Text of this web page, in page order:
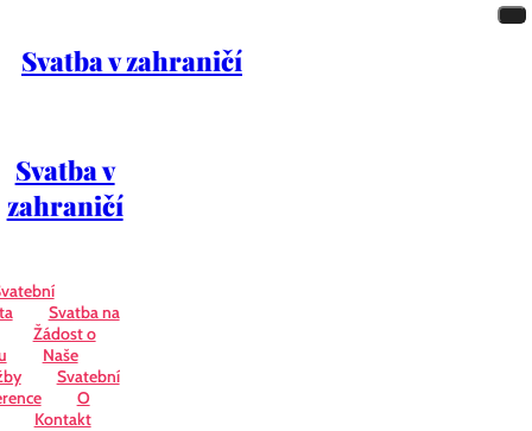
Svatba v zahraničí
Svatba v
zahraničí
Svatba na
Žádost o
Naše
Svatební
O
Kontakt